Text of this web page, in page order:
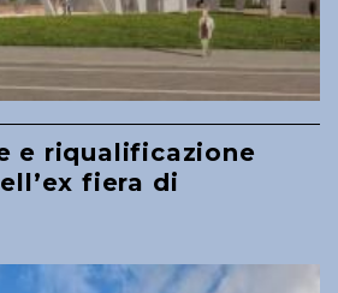
e riqualificazione
fiera di